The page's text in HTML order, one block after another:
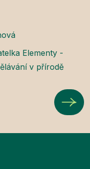
Elementy -
v přírodě